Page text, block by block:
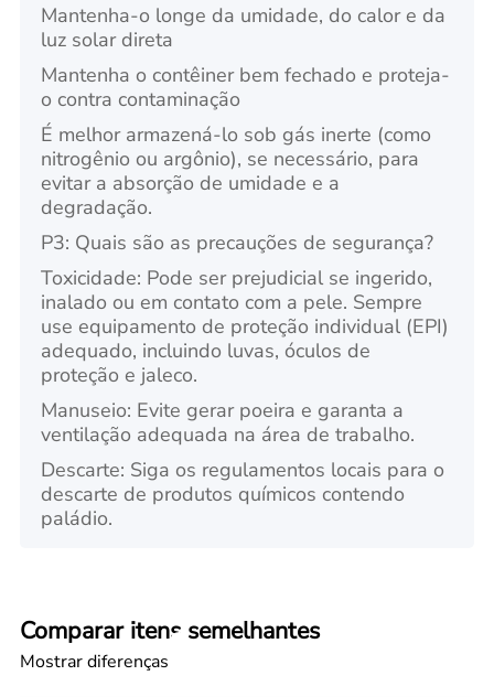
Mantenha-o longe da umidade, do calor e da
luz solar direta
Mantenha o contêiner bem fechado e proteja-
o contra contaminação
É melhor armazená-lo sob gás inerte (como
nitrogênio ou argônio), se necessário, para
evitar a absorção de umidade e a
degradação.
P3: Quais são as precauções de segurança?
Toxicidade: Pode ser prejudicial se ingerido,
inalado ou em contato com a pele. Sempre
use equipamento de proteção individual (EPI)
adequado, incluindo luvas, óculos de
proteção e jaleco.
Manuseio: Evite gerar poeira e garanta a
ventilação adequada na área de trabalho.
Descarte: Siga os regulamentos locais para o
descarte de produtos químicos contendo
paládio.
Comparar itens semelhantes
Mostrar diferenças